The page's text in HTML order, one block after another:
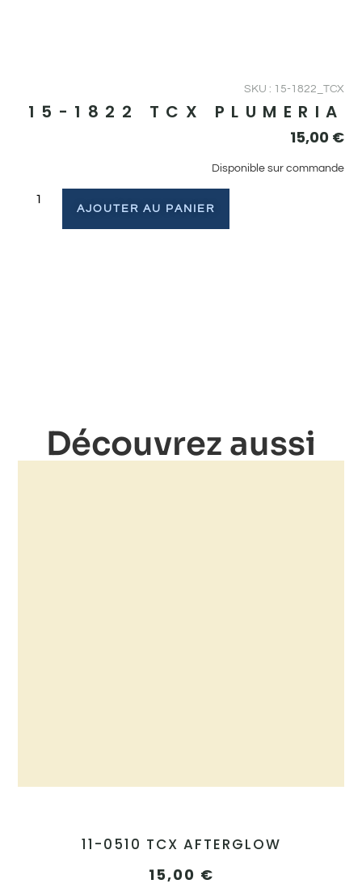
SKU : 15-1822_TCX
15-1822 TCX PLUMERIA
15,00 €
Disponible sur commande
AJOUTER AU PANIER
Découvrez aussi
11-0510 TCX AFTERGLOW
15,00 €